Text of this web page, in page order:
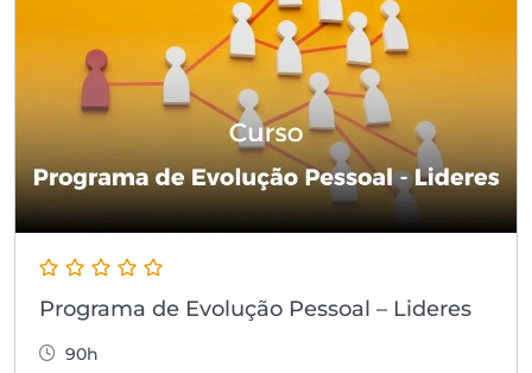
Programa de Evolução Pessoal – Lideres
90h